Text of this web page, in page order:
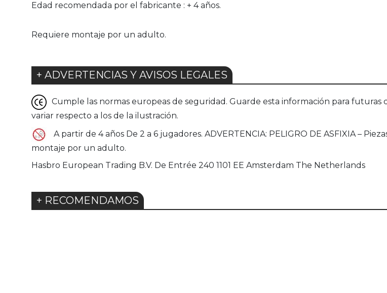
Edad recomendada por el fabricante : + 4 años.
Requiere montaje por un adulto.
+ ADVERTENCIAS Y AVISOS LEGALES
Cumple las normas europeas de seguridad. Guarde esta información para futuras
variar respecto a los de la ilustración.
A partir de 4 años De 2 a 6 jugadores. ADVERTENCIA: PELIGRO DE ASFIXIA –
montaje por un adulto.
Hasbro European Trading B.V. De Entrée 240 1101 EE Amsterdam The Netherlands
+ RECOMENDAMOS